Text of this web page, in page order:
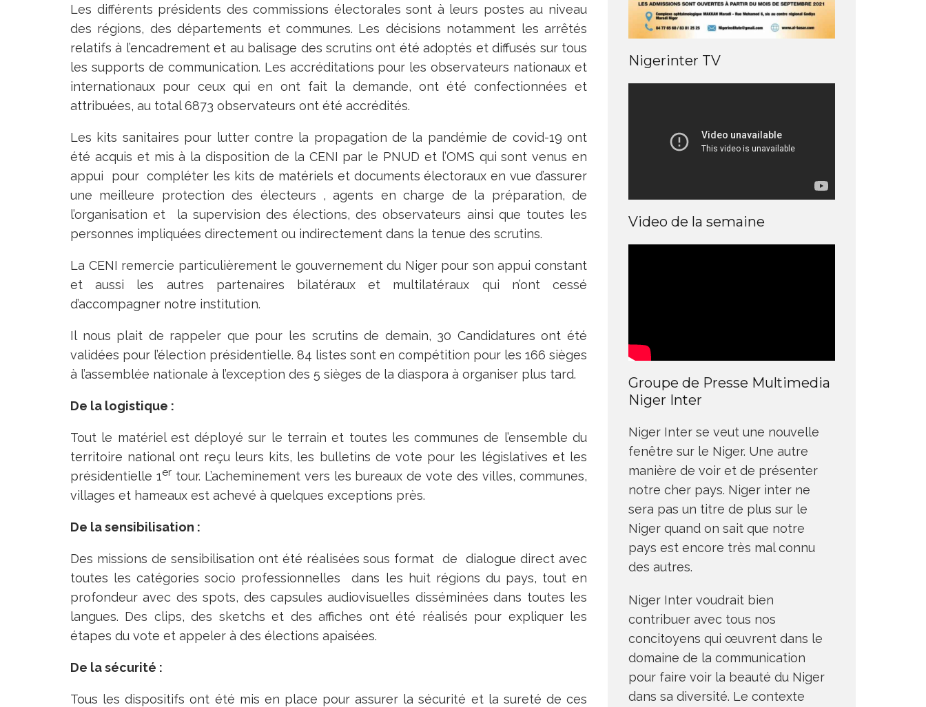
Les différents présidents des commissions électorales sont à leurs postes au niveau
des régions, des départements et communes. Les décisions notamment les arrêtés
relatifs à l’encadrement et au balisage des scrutins ont été adoptés et diffusés sur tous
les supports de communication. Les accréditations pour les observateurs nationaux et
internationaux pour ceux qui en ont fait la demande, ont été confectionnées et
attribuées, au total 6873 observateurs ont été accrédités.
Les kits sanitaires pour lutter contre la propagation de la pandémie de covid-19 ont
été acquis et mis à la disposition de la CENI par le PNUD et l’OMS qui sont venus en
appui pour compléter les kits de matériels et documents électoraux en vue d’assurer
une meilleure protection des électeurs , agents en charge de la préparation, de
l’organisation et la supervision des élections, des observateurs ainsi que toutes les
personnes impliquées directement ou indirectement dans la tenue des scrutins.
La CENI remercie particulièrement le gouvernement du Niger pour son appui constant
et aussi les autres partenaires bilatéraux et multilatéraux qui n’ont cessé
d’accompagner notre institution.
Il nous plait de rappeler que pour les scrutins de demain, 30 Candidatures ont été
validées pour l’élection présidentielle. 84 listes sont en compétition pour les 166 sièges
à l’assemblée nationale à l’exception des 5 sièges de la diaspora à organiser plus tard.
De la logistique :
Tout le matériel est déployé sur le terrain et toutes les communes de l’ensemble du
territoire national ont reçu leurs kits, les bulletins de vote pour les législatives et les
présidentielle 1er tour. L’acheminement vers les bureaux de vote des villes, communes,
villages et hameaux est achevé à quelques exceptions près.
De la sensibilisation :
Des missions de sensibilisation ont été réalisées sous format de dialogue direct avec
toutes les catégories socio professionnelles dans les huit régions du pays, tout en
profondeur avec des spots, des capsules audiovisuelles disséminées dans toutes les
langues. Des clips, des sketchs et des affiches ont été réalisés pour expliquer les
étapes du vote et appeler à des élections apaisées.
De la sécurité :
Tous les dispositifs ont été mis en place pour assurer la sécurité et la sureté de ces
Nigerinter TV
Video de la semaine
Groupe de Presse Multimedia
Niger Inter
Niger Inter se veut une nouvelle
fenêtre sur le Niger. Une autre
manière de voir et de présenter
notre cher pays. Niger inter ne
sera pas un titre de plus sur le
Niger quand on sait que notre
pays est encore très mal connu
des autres.
Niger Inter voudrait bien
contribuer avec tous nos
concitoyens qui œuvrent dans le
domaine de la communication
pour faire voir la beauté du Niger
dans sa diversité. Le contexte